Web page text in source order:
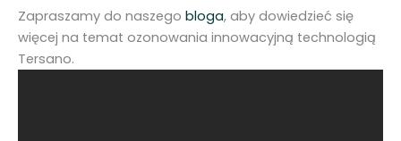
Zapraszamy do naszego bloga, aby dowiedzieć się
więcej na temat ozonowania innowacyjną technologią
Tersano.